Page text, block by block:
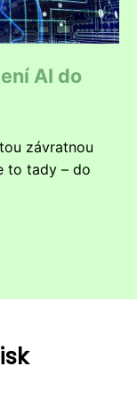
AI do
závratnou
to tady – do